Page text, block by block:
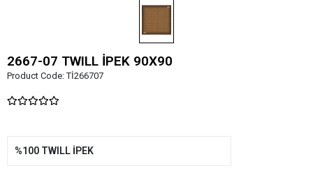
2667-07 TWILL İPEK 90X90
Product Code:Tİ266707
%100 TWILL İPEK